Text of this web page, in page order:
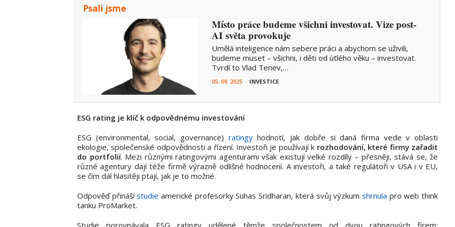
Psali jsme
Místo práce budeme všichni investovat. Vize post-
AI světa provokuje
Umělá inteligence nám sebere práci a abychom se uživili,
budeme muset – všichni, i děti od útlého věku – investovat.
Tvrdí to Vlad Tenev,…
05. 09. 2025 INVESTICE
ESG rating je klíč k odpovědnému investování
ESG (environmental, social, governance) ratingyhodnotí, jak dobře si daná firma vede v oblasti
ekologie, společenské odpovědnosti a řízení. Investoři je používají k rozhodování, které firmy zařadit
do portfolií. Mezi různými ratingovými agenturami však existují velké rozdíly – přesněji, stává se, že
různé agentury dají téže firmě výrazně odlišné hodnocení. A investoři, a také regulátoři v USA i v EU,
se čím dál hlasitěji ptají, jak je to možné.
Odpověď přinášístudie americké profesorky Suhas Sridharan, která svůj výzkum shrnula pro web think
tanku ProMarket.
Studie porovnávala ESG ratingy udělené těmže společnostem od dvou ratingových firem: